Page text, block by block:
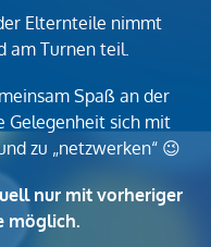
Elternteile nimmt
am Turnen teil.
Spaß an der
Gelegenheit sich mit
zu „netzwerken“ 😉
nur mit vorheriger
möglich.